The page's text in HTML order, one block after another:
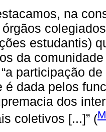
na
estudantis)
da
participação
é dada pelos
dos
coletivos [...]” (